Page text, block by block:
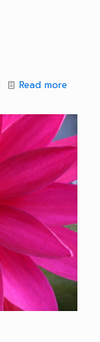
Read more